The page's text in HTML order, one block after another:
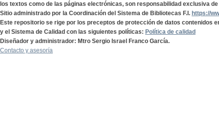
los textos como de las páginas electrónicas, son responsabilidad exclusiva
Sitio administrado por la Coordinación del Sistema de Bibliotecas F.I. https://
Este repositorio se rige por los preceptos de protección de datos contenidos
y el Sistema de Calidad con las siguientes políticas: Política de calidad
Diseñador y administrador: Mtro Sergio Israel Franco García.
Contacto y asesoría